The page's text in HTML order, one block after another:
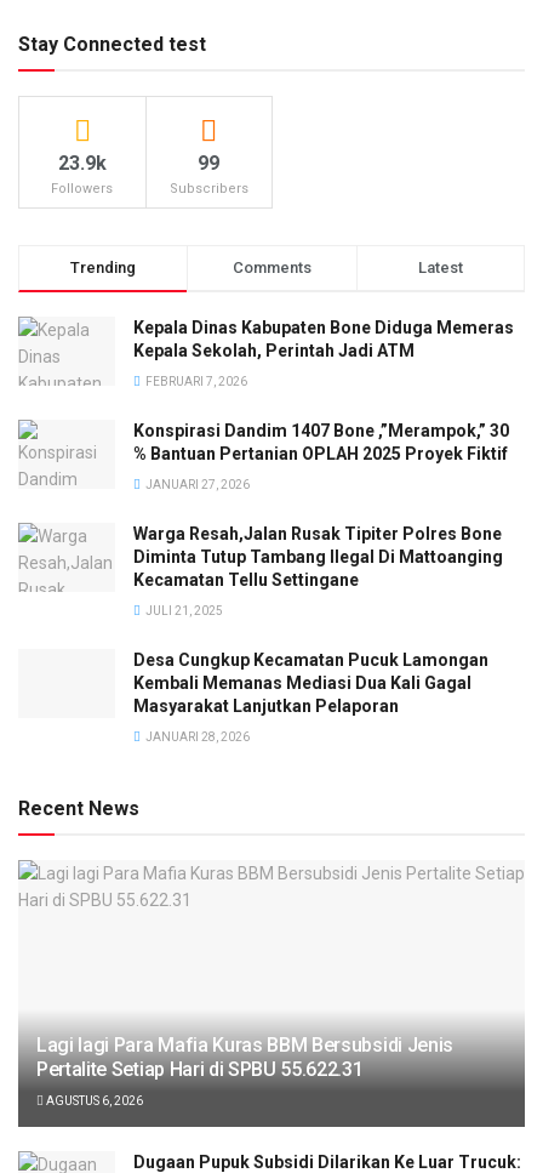
Stay Connected test
23.9k
Followers
99
Subscribers
Trending Comments Latest
Kepala Dinas Kabupaten Bone Diduga Memeras
Kepala Sekolah, Perintah Jadi ATM
FEBRUARI 7, 2026
Konspirasi Dandim 1407 Bone ,”Merampok,” 30
% Bantuan Pertanian OPLAH 2025 Proyek Fiktif
JANUARI 27, 2026
Warga Resah,Jalan Rusak Tipiter Polres Bone
Diminta Tutup Tambang Ilegal Di Mattoanging
Kecamatan Tellu Settingane
JULI 21, 2025
Desa Cungkup Kecamatan Pucuk Lamongan
Kembali Memanas Mediasi Dua Kali Gagal
Masyarakat Lanjutkan Pelaporan
JANUARI 28, 2026
Recent News
Lagi lagi Para Mafia Kuras BBM Bersubsidi Jenis
Pertalite Setiap Hari di SPBU 55.622.31
AGUSTUS 6, 2026
‎Dugaan Pupuk Subsidi Dilarikan Ke Luar Trucuk: